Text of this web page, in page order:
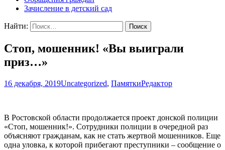
Зачисление в детский сад
Найти:
Стоп, мошенник! «Вы выиграли
приз…»
16 декабря, 2019Uncategorized, ПамяткиРедактор
В Ростовской области продолжается проект донской полиции
«Стоп, мошенник!». Сотрудники полиции в очередной раз
объясняют гражданам, как не стать жертвой мошенников. Еще
одна уловка, к которой прибегают преступники – сообщение о